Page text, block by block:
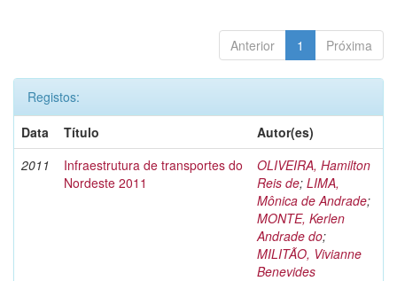
Anterior 1 Próxima
Registos:
Data
Título
Autor(es)
2011
Infraestrutura de transportes do
Nordeste 2011
OLIVEIRA, Hamilton
Reis de; LIMA,
Mônica de Andrade;
MONTE, Kerlen
Andrade do;
MILITÃO, Vivianne
Benevides